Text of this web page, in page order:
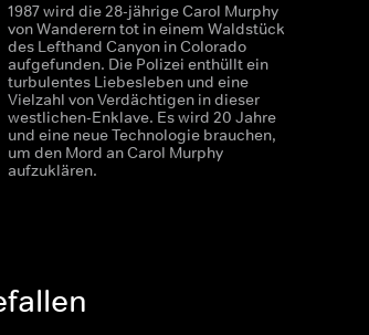
1987 wird die 28-jährige Carol Murphy
von Wanderern tot in einem Waldstück
des Lefthand Canyon in Colorado
aufgefunden. Die Polizei enthüllt ein
turbulentes Liebesleben und eine
Vielzahl von Verdächtigen in dieser
westlichen-Enklave. Es wird 20 Jahre
und eine neue Technologie brauchen,
um den Mord an Carol Murphy
aufzuklären.